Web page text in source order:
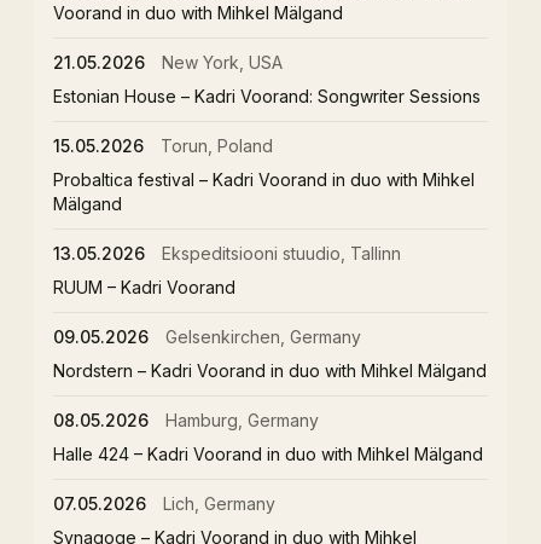
Voorand in duo with Mihkel Mälgand
21.05.2026
New York, USA
Estonian House – Kadri Voorand: Songwriter Sessions
15.05.2026
Torun, Poland
Probaltica festival – Kadri Voorand in duo with Mihkel
Mälgand
13.05.2026
Ekspeditsiooni stuudio, Tallinn
RUUM – Kadri Voorand
09.05.2026
Gelsenkirchen, Germany
Nordstern – Kadri Voorand in duo with Mihkel Mälgand
08.05.2026
Hamburg, Germany
Halle 424 – Kadri Voorand in duo with Mihkel Mälgand
07.05.2026
Lich, Germany
Synagoge – Kadri Voorand in duo with Mihkel